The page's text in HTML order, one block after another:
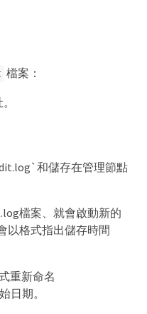
檔案：
和儲存在管理節點
檔案、就會啟動新的
以格式指出儲存時間
重新命名
日期。